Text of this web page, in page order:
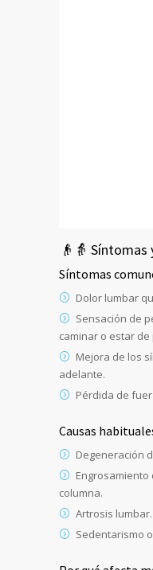
👴👵
Síntomas
Dolor lumbar
Sensación de
caminar o estar de
Mejora de los
adelante.
Pérdida de
Causas
Degeneración
columna.
Artrosis lumbar.
Sedentarismo